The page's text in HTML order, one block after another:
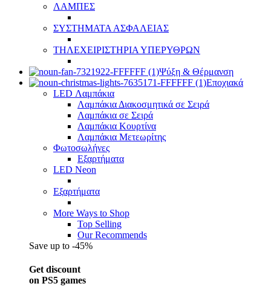
ΛΑΜΠΕΣ
ΣΥΣΤΗΜΑΤΑ ΑΣΦΑΛΕΙΑΣ
ΤΗΛΕΧΕΙΡΙΣΤΗΡΙΑ ΥΠΕΡΥΘΡΩΝ
Ψύξη & Θέρμανση
Εποχιακά
LED Λαμπάκια
Λαμπάκια Διακοσμητικά σε Σειρά
Λαμπάκια σε Σειρά
Λαμπάκια Κουρτίνα
Λαμπάκια Μετεωρίτης
Φωτοσωλήνες
Εξαρτήματα
LED Neon
Εξαρτήματα
More Ways to Shop
Top Selling
Our Recommends
Save up to -45%
Get discount
on PS5 games